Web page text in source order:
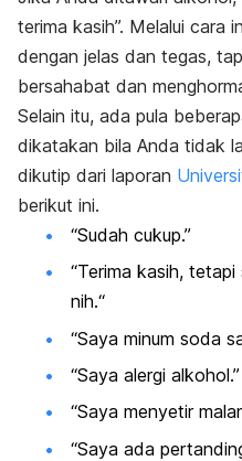
terima kasih”. Melalui cara
dengan jelas dan tegas,
bersahabat dan
Selain itu, ada pula
dikatakan bila Anda tidak
dikutip dari laporan
berikut ini.
“Sudah cukup.”
“Terima kasih,
nih.“
“Saya minum soda
“Saya alergi alkohol.”
“Saya menyetir
“Saya ada